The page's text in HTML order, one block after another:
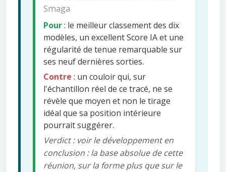
Smaga
Pour: le meilleur classement des dix
modèles, un excellent Score IA et une
régularité de tenue remarquable sur
ses neuf dernières sorties.
Contre : un couloir qui, sur
l'échantillon réel de ce tracé, ne se
révèle que moyen et non le tirage
idéal que sa position intérieure
pourrait suggérer.
Verdict : voir le développement en
conclusion : la base absolue de cette
réunion, sur la forme plus que sur le